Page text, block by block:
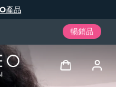
產品
暢銷品